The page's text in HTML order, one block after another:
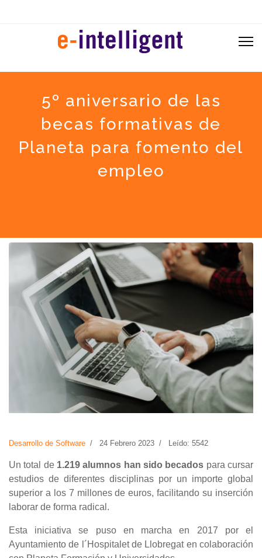
5º aniversario de las
becas formativas de
Planeta para fomento del
empleo
Desarrollo de Software 24 Febrero 2023 Leído: 5542
Un total de 1.219 alumnos han sido becados para cursar
estudios de diferentes disciplinas por un importe global
superior a los 7 millones de euros, facilitando su inserción
laborar de forma radical.
Esta iniciativa se puso en marcha en 2017 por el
Ayuntamiento de l´Hospitalet de Llobregat en colaboración